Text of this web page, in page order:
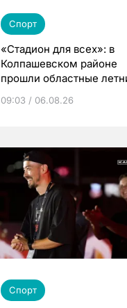
Спорт
«Стадион для всех»: в
Колпашевском районе
прошли областные
09:03 / 06.08.26
Спорт